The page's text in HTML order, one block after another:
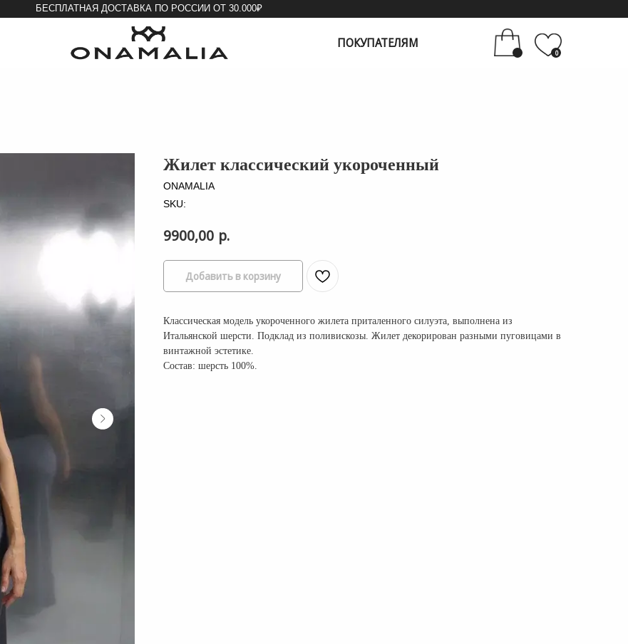
ПОКУПАТЕЛЯМ
БЕСПЛАТНАЯ ДОСТАВКА ПО РОССИИ ОТ 30.000₽
Жилет классический укороченный
ONAMALIA
SKU:
9900,00 р.
Добавить в корзину
Классическая модель укороченного жилета приталенного силуэта, выполнена из
Итальянской шерсти. Подклад из поливискозы. Жилет декорирован разными пуговицами в
винтажной эстетике.
Состав: шерсть 100%.